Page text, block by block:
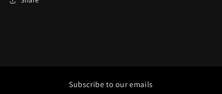
Subscribe to our emails